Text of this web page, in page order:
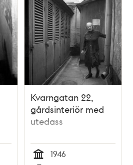
Kvarngatan 22,
gårdsinteriör med
utedass
1946